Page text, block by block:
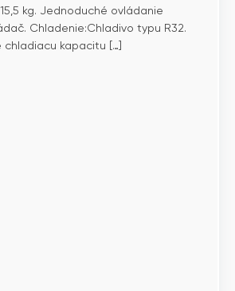
kg. Jednoduché ovládanie
Chladenie:Chladivo typu R32.
kapacitu […]